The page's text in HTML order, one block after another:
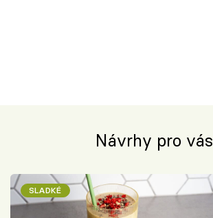
Návrhy pro vás
SLADKÉ